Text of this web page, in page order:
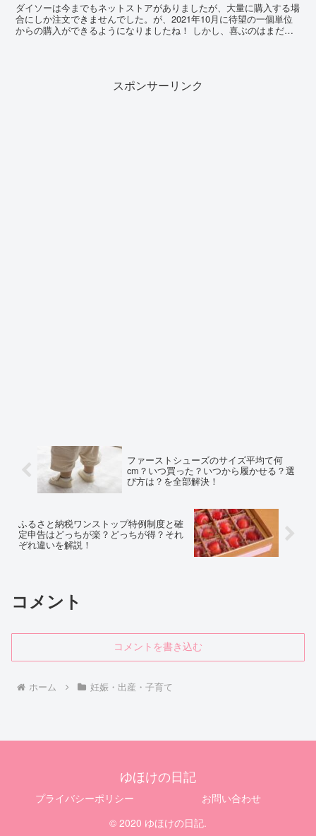
ダイソーは今までもネットストアがありましたが、大量に購入する場
合にしか注文できませんでした。が、2021年10月に待望の一個単位
からの購入ができるようになりましたね！ しかし、喜ぶのはまだ早
スポンサーリンク
ファーストシューズのサイズ平均て何
cm？いつ買った？いつから履かせる？選
び方は？を全部解決！
ふるさと納税ワンストップ特例制度と確
定申告はどっちが楽？どっちが得？それ
ぞれ違いを解説！
コメント
コメントを書き込む
ホーム 妊娠・出産・子育て
ゆほけの日記
プライバシーポリシー
お問い合わせ
© 2020 ゆほけの日記.